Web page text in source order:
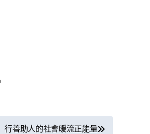
行善助人的社會暖流正能量